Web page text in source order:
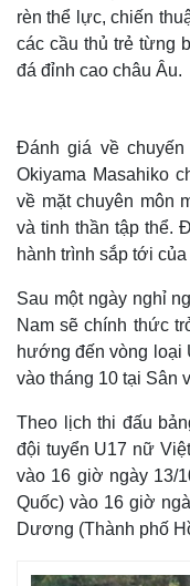
Thế giới
Quan sát
Cuộc sống đó đây
rèn thể lực, chiến
các cầu thủ trẻ từng
đá đỉnh cao châu Âu.
Đánh giá về
Okiyama Masahiko
về mặt chuyên môn
và tinh thần tập thể.
hành trình sắp tới
Sau một ngày nghỉ
Nam sẽ chính thức
hướng đến vòng loại
vào tháng 10 tại Sân
Theo lịch thi đấu
đội tuyển U17 nữ
vào 16 giờ ngày 13/
Quốc) vào 16 giờ
Dương (Thành phố